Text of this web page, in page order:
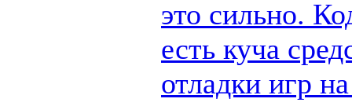
это сильно.
есть куча
отладки игр